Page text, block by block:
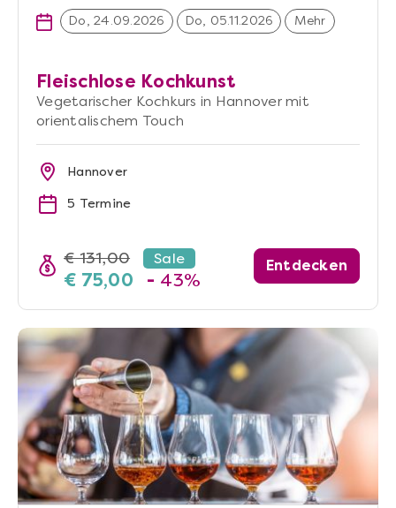
Do, 24.09.2026 Do, 05.11.2026 Mehr
Fleischlose Kochkunst
Vegetarischer Kochkurs in Hannover mit
orientalischem Touch
Hannover
5 Termine
€ 131,00 Sale
€ 75,00 - 43%
Entdecken